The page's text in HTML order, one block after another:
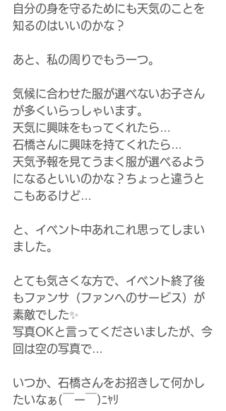
自分の身を守るためにも天気のことを
知るのはいいのかな？
あと、私の周りでもう一つ。
気候に合わせた服が選べないお子さん
が多くいらっしゃいます。
天気に興味をもってくれたら…
石橋さんに興味を持てくれたら…
天気予報を見てうまく服が選べるよう
になるといいのかな？ちょっと違うと
こもあるけど…
と、イベント中あれこれ思ってしまい
ました。
とても気さくな方で、イベント終了後
もファンサ（ファンへのサービス）が
素敵でした✨
写真OKと言ってくださいましたが、今
回は空の写真で…
いつか、石橋さんをお招きして何かし
たいなぁ(￣ー￣)ﾆﾔﾘ